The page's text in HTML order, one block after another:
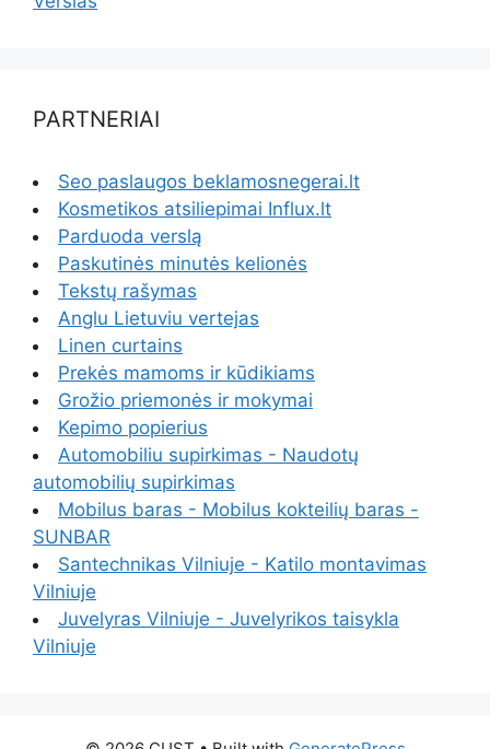
PARTNERIAI
Seo paslaugos beklamosnegerai.lt
Kosmetikos atsiliepimai Influx.lt
Parduoda verslą
Paskutinės minutės kelionės
Tekstų rašymas
Anglu Lietuviu vertejas
Linen curtains
Prekės mamoms ir kūdikiams
Grožio priemonės ir mokymai
Kepimo popierius
Automobiliu supirkimas - Naudotų
automobilių supirkimas
Mobilus baras - Mobilus kokteilių baras -
SUNBAR
Santechnikas Vilniuje - Katilo montavimas
Vilniuje
Juvelyras Vilniuje - Juvelyrikos taisykla
Vilniuje